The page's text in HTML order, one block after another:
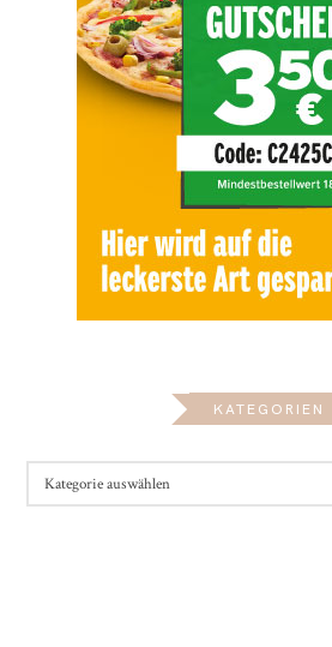
KATEGORIEN